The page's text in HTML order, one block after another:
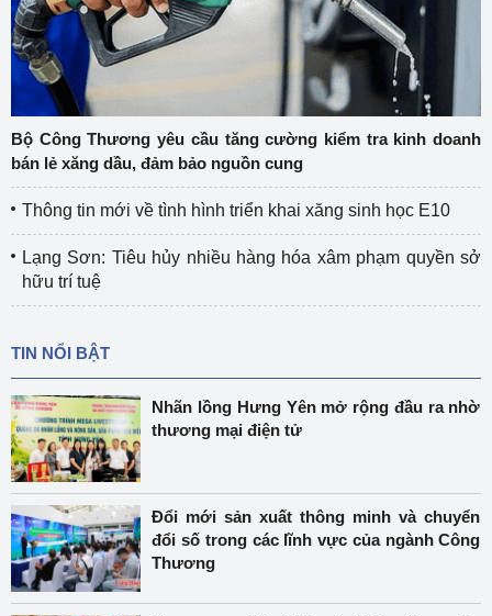
Bộ Công Thương yêu cầu tăng cường kiểm tra kinh doanh
bán lẻ xăng dầu, đảm bảo nguồn cung
Thông tin mới về tình hình triển khai xăng sinh học E10
Lạng Sơn: Tiêu hủy nhiều hàng hóa xâm phạm quyền sở
hữu trí tuệ
TIN NỔI BẬT
Nhãn lồng Hưng Yên mở rộng đầu ra nhờ
thương mại điện tử
Đổi mới sản xuất thông minh và chuyển
đổi số trong các lĩnh vực của ngành Công
Thương